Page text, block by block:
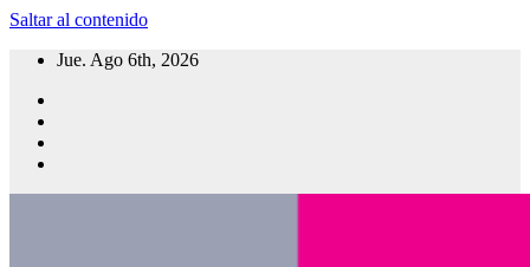
Saltar al contenido
Jue. Ago 6th, 2026